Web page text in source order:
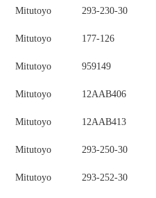
Mitutoyo 293-230-30
Mitutoyo 177-126
Mitutoyo 959149
Mitutoyo 12AAB406
Mitutoyo 12AAB413
Mitutoyo 293-250-30
Mitutoyo 293-252-30